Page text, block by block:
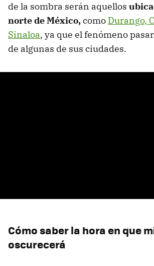
de la sombra serán aquellos
norte de México,como Durango,
Sinaloa, ya que el fenómeno
de algunas de sus ciudades.
Cómo saber la hora en que
oscurecerá